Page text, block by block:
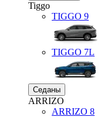
Tiggo
TIGGO 9
TIGGO 7L
Седаны
ARRIZO
ARRIZO 8